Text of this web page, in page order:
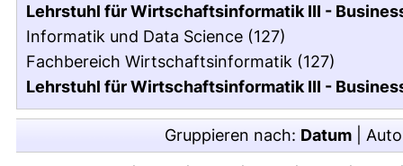
Lehrstuhl für Wirtschaftsinformatik III -
Informatik und Data Science (127)
Fachbereich Wirtschaftsinformatik (127)
Lehrstuhl für Wirtschaftsinformatik III -
Gruppieren nach: Datum